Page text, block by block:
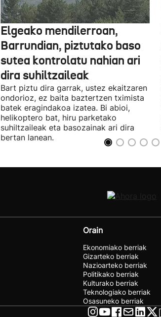
Elgeako mendilerroan,
Barrundian, piztutako baso
sutea kontrolatu nahian ari
dira suhiltzaileak
Bart piztu dira garrak, ustez ekaitzaren
ondorioz, ez baita baztertzen tximista
batek eragindakoa izatea. Bi abioi,
helikoptero bat, hiru parketako
suhiltzaileak eta basozainak ari dira
bertan lanean.
Orain
Ekonomiako berriak
Gizarteko berriak
Nazioarteko berriak
Politikako berriak
Kulturako berriak
Teknologiako berriak
Osasuneko berriak